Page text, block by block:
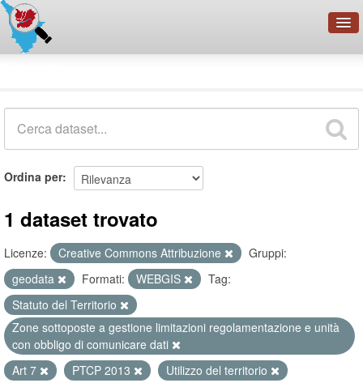
Organizzazioni
Ordina per
1 dataset trovato
Licenze: Creative Commons Attribuzione
Gruppi:
geodata
Formati: WEBGIS
Tag:
Statuto del Territorio
Zone sottoposte a gestione limitazioni regolamentazione e unità
con obbligo di comunicare dati
Art 7
PTCP 2013
Utilizzo del territorio